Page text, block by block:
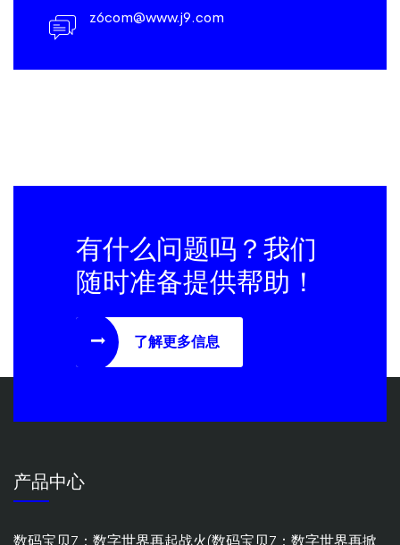
z6com@www.j9.com
有什么问题吗？我们
随时准备提供帮助！
了解更多信息
产品中心